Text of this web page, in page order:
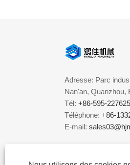
Adresse: Parc
Nan'an, Quanzhou,
Tél: +86-595-
Téléphone: +86-
E-mail: